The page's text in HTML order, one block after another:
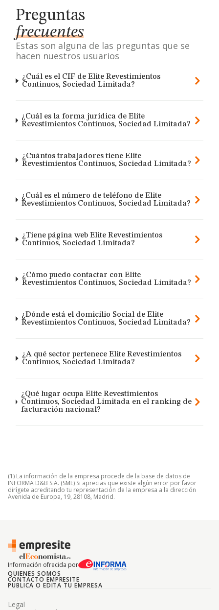
Preguntas
frecuentes
Estas son alguna de las preguntas que se
hacen nuestros usuarios
¿Cuál es el CIF de Elite Revestimientos
Continuos, Sociedad Limitada?
¿Cuál es la forma jurídica de Elite
Revestimientos Continuos, Sociedad Limitada?
¿Cuántos trabajadores tiene Elite
Revestimientos Continuos, Sociedad Limitada?
¿Cuál es el número de teléfono de Elite
Revestimientos Continuos, Sociedad Limitada?
¿Tiene página web Elite Revestimientos
Continuos, Sociedad Limitada?
¿Cómo puedo contactar con Elite
Revestimientos Continuos, Sociedad Limitada?
¿Dónde está el domicilio Social de Elite
Revestimientos Continuos, Sociedad Limitada?
¿A qué sector pertenece Elite Revestimientos
Continuos, Sociedad Limitada?
¿Qué lugar ocupa Elite Revestimientos
Continuos, Sociedad Limitada en el ranking de
facturación nacional?
(1) La información de la empresa procede de la base de datos de
INFORMA D&B S.A. (SME) Si aprecias que existe algún error por favor
dirígete acreditando tu representación de la empresa a la dirección
Avenida de Europa, 19, 28108, Madrid.
Información ofrecida por
QUIENES SOMOS
CONTACTO EMPRESITE
PUBLICA O EDITA TU EMPRESA
Legal